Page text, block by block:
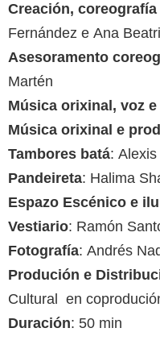
Creación,
Fernández e Ana
Asesoramento
Martén
Música orixinal, voz
Música orixinal e
Tambores batá:
Pandeireta: Halima
Espazo Escénico e
Vestiario: Ramón
Fotografía: Andrés
Produción e
Cultural en
Duración: 50 min